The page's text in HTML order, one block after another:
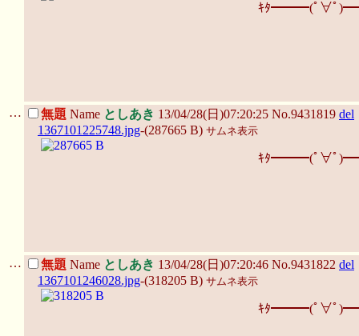
ｷﾀ━━━(ﾟ∀ﾟ
… 無題 Name としあき 13/04/28(日)07:20:25 No.9431819 del
1367101225748.jpg-(287665 B) サムネ表示
ｷﾀ━━━(ﾟ∀ﾟ
… 無題 Name としあき 13/04/28(日)07:20:46 No.9431822 del
1367101246028.jpg-(318205 B) サムネ表示
ｷﾀ━━━(ﾟ∀ﾟ